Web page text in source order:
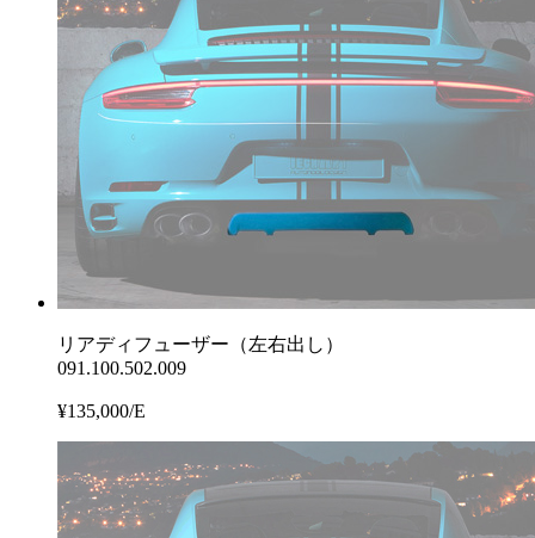
リアディフューザー（左右出し）
091.100.502.009
¥135,000/E